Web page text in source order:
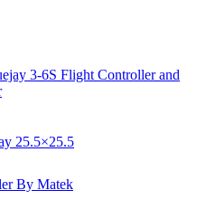
25.5×25.5